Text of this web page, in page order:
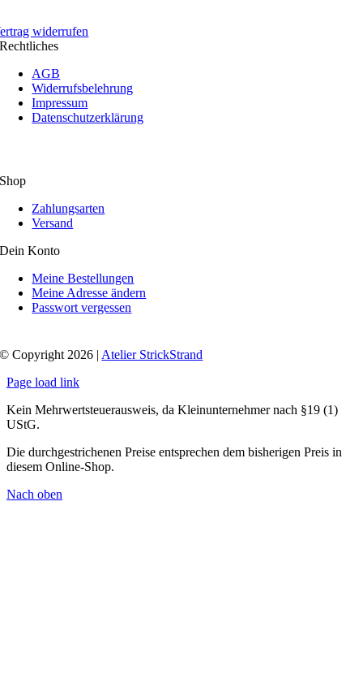
widerrufen
Rechtliches
AGB
Widerrufsbelehrung
Impressum
Datenschutzerklärung
Shop
Zahlungsarten
Versand
Dein Konto
Meine Bestellungen
Meine Adresse ändern
Passwort vergessen
© Copyright 2026 |Atelier StrickStrand
Page load link
Kein Mehrwertsteuerausweis, da Kleinunternehmer nach §19 (1)
UStG.
Die durchgestrichenen Preise entsprechen dem bisherigen Preis in
diesem Online-Shop.
Nach oben